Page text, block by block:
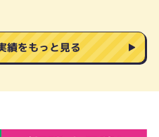
績をもっと見る